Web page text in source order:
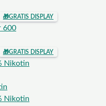
🎁GRATIS DISPLAY
600
🎁GRATIS DISPLAY
Nikotin
Nikotin